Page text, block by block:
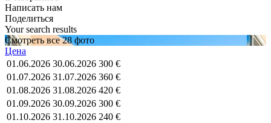
Написать нам
Поделиться
Your search results
Смотреть все 28 фото
Цена
01.06.2026 30.06.2026 300 €
01.07.2026 31.07.2026 360 €
01.08.2026 31.08.2026 420 €
01.09.2026 30.09.2026 300 €
01.10.2026 31.10.2026 240 €